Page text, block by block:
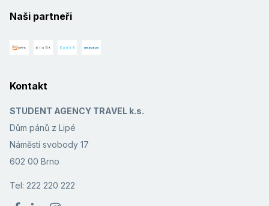
Naši partneři
Kontakt
STUDENT AGENCY TRAVEL k.s.
Dům pánů z Lipé
Náměstí svobody 17
602 00 Brno
Tel: 222 220 222